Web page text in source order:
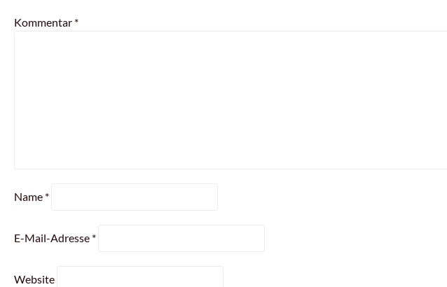
Kommentar *
Name *
E-Mail-Adresse *
Website